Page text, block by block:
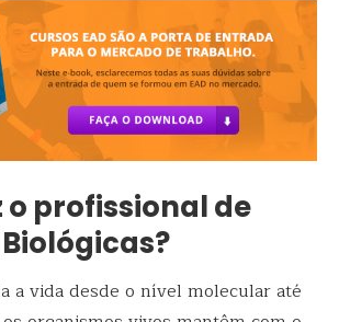
o profissional de
a vida desde o nível molecular até